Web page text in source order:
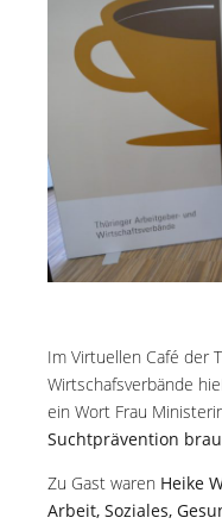
Im Virtuellen Café der
Wirtschafsverbände
ein Wort Frau
Suchtprävention
Zu Gast waren Heike
Arbeit, Soziales,